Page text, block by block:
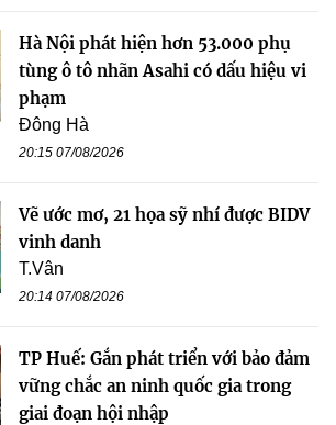
Hà Nội phát hiện hơn 53.000 phụ
tùng ô tô nhãn Asahi có dấu hiệu vi
phạm
Đông Hà
20:15 07/08/2026
Vẽ ước mơ, 21 họa sỹ nhí được BIDV
vinh danh
T.Vân
20:14 07/08/2026
TP Huế: Gắn phát triển với bảo đảm
vững chắc an ninh quốc gia trong
giai đoạn hội nhập